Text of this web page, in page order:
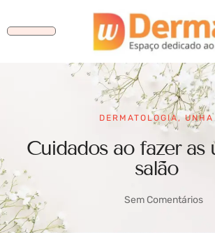
DERMATOLOGIA, UNHA
Cuidados ao fazer as
salão
Sem Comentários